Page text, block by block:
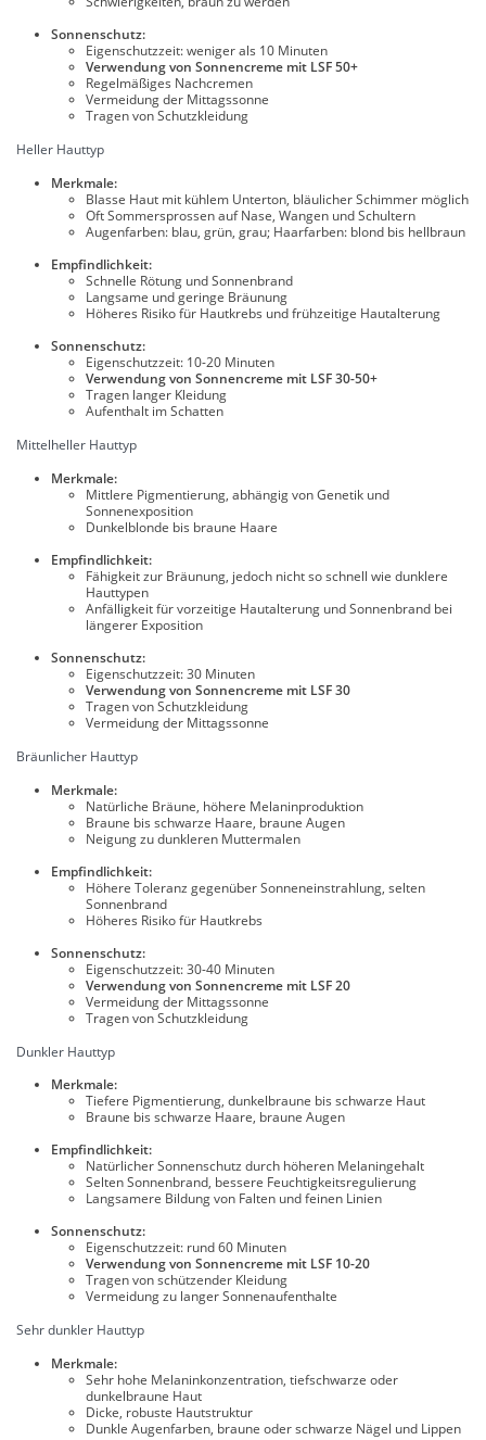
Sonnenschutz:
Eigenschutzzeit: weniger als 10 Minuten
Verwendung von Sonnencreme mit LSF 50+
Regelmäßiges Nachcremen
Vermeidung der Mittagssonne
Tragen von Schutzkleidung
Heller Hauttyp
Merkmale:
Blasse Haut mit kühlem Unterton, bläulicher Schimmer möglich
Oft Sommersprossen auf Nase, Wangen und Schultern
Augenfarben: blau, grün, grau; Haarfarben: blond bis hellbraun
Empfindlichkeit:
Schnelle Rötung und Sonnenbrand
Langsame und geringe Bräunung
Höheres Risiko für Hautkrebs und frühzeitige Hautalterung
Sonnenschutz:
Eigenschutzzeit: 10-20 Minuten
Verwendung von Sonnencreme mit LSF 30-50+
Tragen langer Kleidung
Aufenthalt im Schatten
Mittelheller Hauttyp
Merkmale:
Mittlere Pigmentierung, abhängig von Genetik und
Sonnenexposition
Dunkelblonde bis braune Haare
Empfindlichkeit:
Fähigkeit zur Bräunung, jedoch nicht so schnell wie dunklere
Hauttypen
Anfälligkeit für vorzeitige Hautalterung und Sonnenbrand bei
längerer Exposition
Sonnenschutz:
Eigenschutzzeit: 30 Minuten
Verwendung von Sonnencreme mit LSF 30
Tragen von Schutzkleidung
Vermeidung der Mittagssonne
Bräunlicher Hauttyp
Merkmale:
Natürliche Bräune, höhere Melaninproduktion
Braune bis schwarze Haare, braune Augen
Neigung zu dunkleren Muttermalen
Empfindlichkeit:
Höhere Toleranz gegenüber Sonneneinstrahlung, selten
Sonnenbrand
Höheres Risiko für Hautkrebs
Sonnenschutz:
Eigenschutzzeit: 30-40 Minuten
Verwendung von Sonnencreme mit LSF 20
Vermeidung der Mittagssonne
Tragen von Schutzkleidung
Dunkler Hauttyp
Merkmale:
Tiefere Pigmentierung, dunkelbraune bis schwarze Haut
Braune bis schwarze Haare, braune Augen
Empfindlichkeit:
Natürlicher Sonnenschutz durch höheren Melaningehalt
Selten Sonnenbrand, bessere Feuchtigkeitsregulierung
Langsamere Bildung von Falten und feinen Linien
Sonnenschutz:
Eigenschutzzeit: rund 60 Minuten
Verwendung von Sonnencreme mit LSF 10-20
Tragen von schützender Kleidung
Vermeidung zu langer Sonnenaufenthalte
Sehr dunkler Hauttyp
Merkmale:
Sehr hohe Melaninkonzentration, tiefschwarze oder
dunkelbraune Haut
Dicke, robuste Hautstruktur
Dunkle Augenfarben, braune oder schwarze Nägel und Lippen